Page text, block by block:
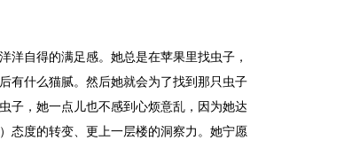
洋自得的满足感。她总是在苹果里找虫子，
有什么猫腻。然后她就会为了找到那只虫子
子，她一点儿也不感到心烦意乱，因为她达
态度的转变、更上一层楼的洞察力。她宁愿